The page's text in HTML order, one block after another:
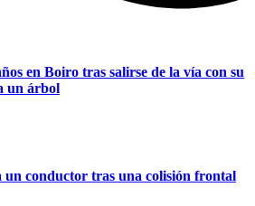
en Boiro tras salirse de la vía con su
un árbol
un conductor tras una colisión frontal